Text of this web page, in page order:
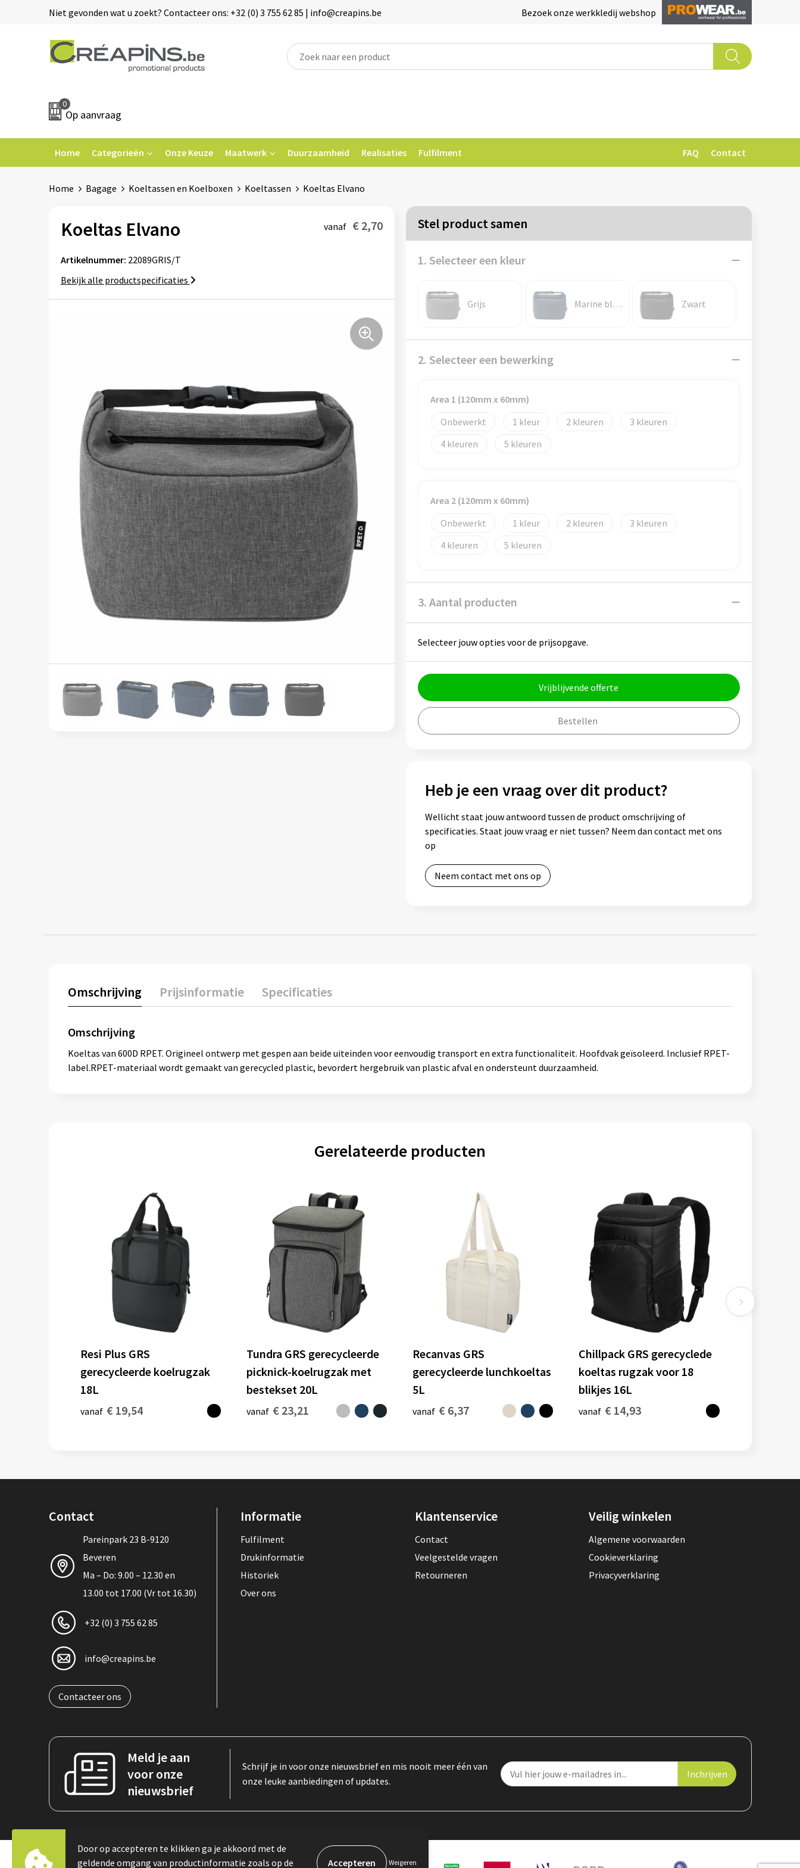
Niet gevonden wat u zoekt? Contacteer ons: +32 (0) 3 755 62 85 | info@creapins.be Bezoek onze werkkledij webshop
0
Op aanvraag
Home Categorieën Onze Keuze Maatwerk Duurzaamheid Realisaties Fulfilment FAQ Contact
Home Bagage Koeltassen en Koelboxen Koeltassen Koeltas Elvano
Koeltas Elvano vanaf € 2,70
Artikelnummer: 22089GRIS/T
Bekijk alle productspecificaties
Stel product samen
1. Selecteer een kleur
Grijs Marine blauw Zwart
2. Selecteer een bewerking
Area 1 (120mm x 60mm)
Onbewerkt
1 2
3
4
5
Area 2 (120mm x 60mm)
Onbewerkt
1 2
3
4
5
3. Aantal producten
Selecteer jouw opties voor de prijsopgave.
Vrijblijvende offerte
Bestellen
Heb je een vraag over dit product?
Wellicht staat jouw antwoord tussen de product omschrijving of
specificaties. Staat jouw vraag er niet tussen? Neem dan contact met ons
op
Neem contact met ons op
Omschrijving Prijsinformatie Specificaties
Omschrijving
Koeltas van 600D RPET. Origineel ontwerp met gespen aan beide uiteinden voor eenvoudig transport en extra functionaliteit. Hoofdvak geïsoleerd. Inclusief RPET-
label.RPET-materiaal wordt gemaakt van gerecycled plastic, bevordert hergebruik van plastic afval en ondersteunt duurzaamheid.
Gerelateerde producten
Resi Plus GRS
gerecycleerde koelrugzak
18L
vanaf € 19,54
Tundra GRS gerecycleerde
picknick-koelrugzak met
bestekset 20L
vanaf € 23,21
Recanvas GRS
gerecycleerde lunchkoeltas
5L
vanaf € 6,37
Chillpack GRS gerecyclede
koeltas rugzak voor 18
blikjes 16L
vanaf € 14,93
Contact
Pareinpark 23 B-9120
Beveren
Ma – Do: 9.00 – 12.30 en
13.00 tot 17.00 (Vr tot 16.30)
+32 (0) 3 755 62 85
info@creapins.be
Contacteer ons
Informatie
Fulfilment
Drukinformatie
Historiek
Over ons
Klantenservice
Contact
Veelgestelde vragen
Retourneren
Veilig winkelen
Algemene voorwaarden
Cookieverklaring
Privacyverklaring
Meld je aan
voor onze
nieuwsbrief
Schrijf je in voor onze nieuwsbrief en mis nooit meer één van
onze leuke aanbiedingen of updates.
Door op accepteren te klikken ga je akkoord met de
geldende omgang van productinformatie zoals op de
Weigeren